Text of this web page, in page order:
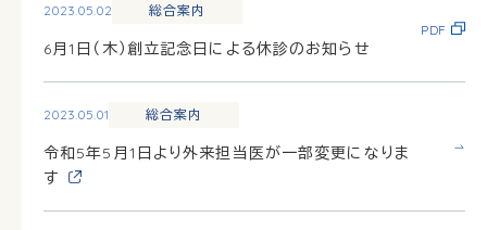
2023.05.02 総合案内
6月1日（木）創立記念日による休診のお知らせ
PDF
2023.05.01 総合案内
令和5年5月1日より外来担当医が一部変更になりま
す